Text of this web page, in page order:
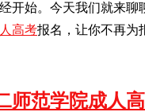
开始。今天我们就来聊
高考报名，让你不再为
师范学院成人